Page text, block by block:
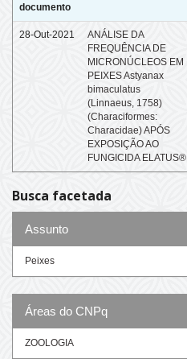
documento
28-Out-2021
ANÁLISE DA
FREQUÊNCIA DE
MICRONÚCLEOS EM
PEIXES Astyanax
bimaculatus
(Linnaeus, 1758)
(Characiformes:
Characidae) APÓS
EXPOSIÇÃO AO
FUNGICIDA ELATUS®
Busca facetada
Assunto
Peixes
Áreas do CNPq
ZOOLOGIA